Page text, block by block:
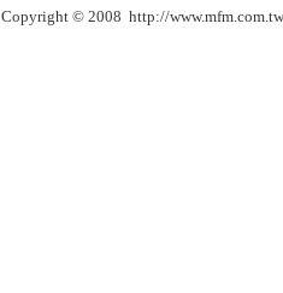
Copyright © 2008 http://